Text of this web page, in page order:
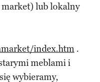
market) lub lokalny
index.htm .
meblami i
wybieramy,